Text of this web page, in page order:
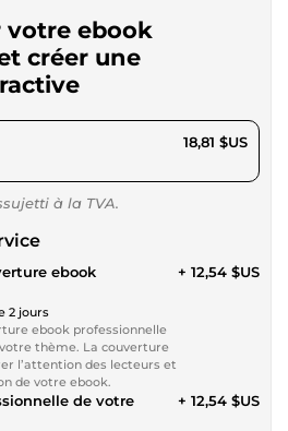
votre ebook
créer une
17,34 $US 18,81 $US
à la TVA.
ebook
2 jours
ebook professionnelle
thème. La couverture
l’attention des lecteurs et
de votre ebook.
+ 12,54 $US
de votre
+ 12,54 $US